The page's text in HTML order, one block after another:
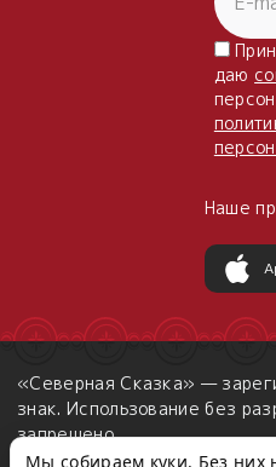
даю
Наше
«Северная Сказка» —
знак. Использование без
запрещено.
Мы собираем куки. Без них